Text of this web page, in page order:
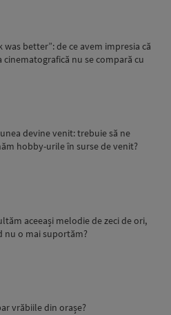
was better”: de ce avem impresia că
cinematografică nu se compară cu
devine venit: trebuie să ne
hobby-urile în surse de venit?
aceeași melodie de zeci de ori,
nu o mai suportăm?
vrăbiile din orașe?